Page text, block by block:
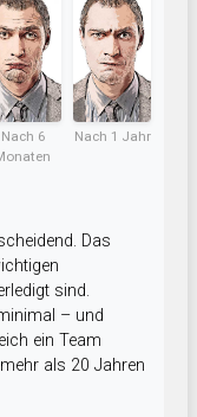
Nach 6
Nach 1 Jahr
Das
sind.
– und
ein Team
als 20 Jahren